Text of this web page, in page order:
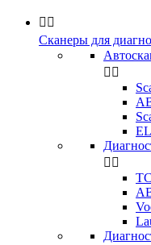
 
Сканеры для
 
 